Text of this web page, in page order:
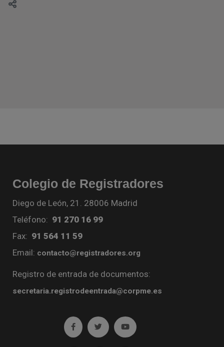
Colegio de Registradores
Diego de León, 21. 28006 Madrid
Teléfono: 91 270 16 99
Fax: 91 564 11 59
Email: contacto@registradores.org
Registro de entrada de documentos:
secretaria.registrodeentrada@corpme.es
Ir a facebook (abre en ventana nueva)
Ir a twitter (abre en ventana nueva)
Ir a YouTube (abre en